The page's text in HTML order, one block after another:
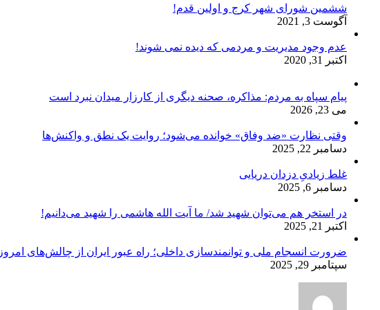
ششمین شورای شهر کرج و اولین قدم!
آگوست 3, 2021
عدم وجود مدیریت و مردمی که دیده نمی شوند!
اکتبر 31, 2020
پیام سپاه به مردم: مذاکره، صحنه دیگری از کارزار میدان نبرد است
می 23, 2026
وقتی نظارت «ضد وفاق» خوانده می‌شود؛ روایت یک نطق و واکنش‌ها
دسامبر 22, 2025
غلط زیادیِ دزدان دریایی
دسامبر 6, 2025
در استخر هم می‌توان شهید شد/ ما آیت الله هاشمی را شهید می‌دانیم!
اکتبر 21, 2025
ضرورت انسجام ملی و توانمندسازی داخلی؛ راه عبور ایران از چالش‌های امروز
سپتامبر 29, 2025